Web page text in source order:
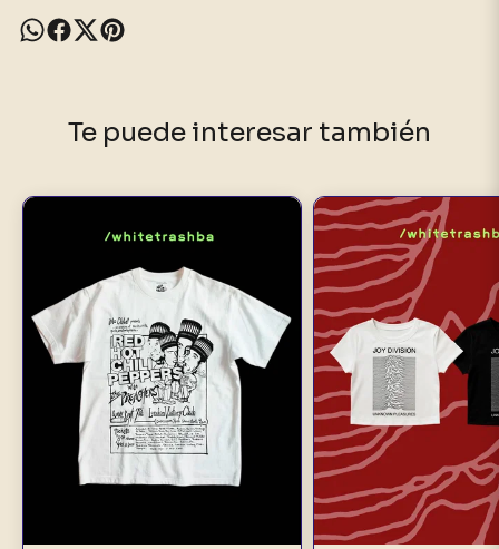
Te puede interesar también